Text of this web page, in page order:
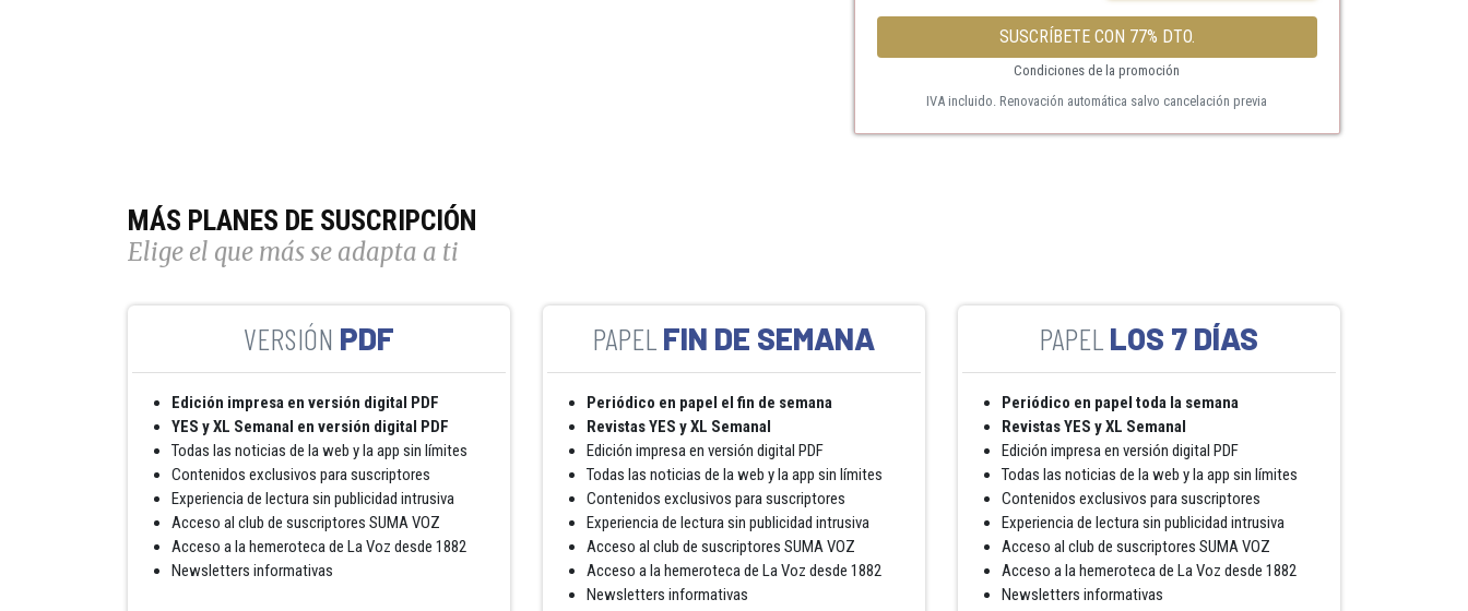
SUSCRÍBETE CON 77% DTO.
Condiciones de la promoción
IVA incluido. Renovación automática salvo cancelación previa
MÁS PLANES DE SUSCRIPCIÓN
Elige el que más se adapta a ti
PDF
Edición impresa en versión digital PDF
YES y XL Semanal en versión digital PDF
Todas las noticias de la web y la app sin límites
Contenidos exclusivos para suscriptores
Experiencia de lectura sin publicidad intrusiva
Acceso al club de suscriptores SUMA VOZ
Acceso a la hemeroteca de La Voz desde 1882
Newsletters informativas
FIN DE SEMANA
Periódico en papel el fin de semana
Revistas YES y XL Semanal
Edición impresa en versión digital PDF
Todas las noticias de la web y la app sin límites
Contenidos exclusivos para suscriptores
Experiencia de lectura sin publicidad intrusiva
Acceso al club de suscriptores SUMA VOZ
Acceso a la hemeroteca de La Voz desde 1882
Newsletters informativas
LOS 7 DÍAS
Periódico en papel toda la semana
Revistas YES y XL Semanal
Edición impresa en versión digital PDF
Todas las noticias de la web y la app sin límites
Contenidos exclusivos para suscriptores
Experiencia de lectura sin publicidad intrusiva
Acceso al club de suscriptores SUMA VOZ
Acceso a la hemeroteca de La Voz desde 1882
Newsletters informativas